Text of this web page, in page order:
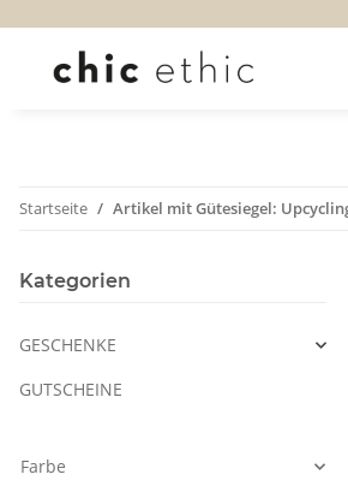
Startseite Artikel mit Gütesiegel:
Kategorien
GESCHENKE
GUTSCHEINE
Farbe